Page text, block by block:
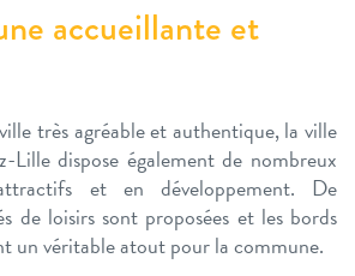
accueillante et
très agréable et authentique, la ville
Lille dispose également de nombreux
et en développement. De
de loisirs sont proposées et les bords
un véritable atout pour la commune.